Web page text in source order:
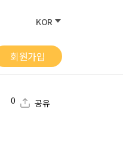
KOR
회원가입
0 공유